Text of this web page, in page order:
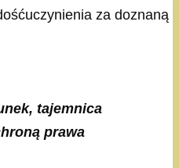
za doznaną
tajemnica
prawa